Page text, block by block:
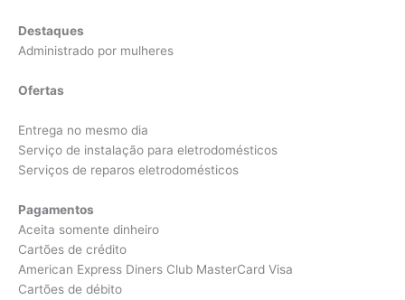
Destaques
Administrado por mulheres
Ofertas
Entrega no mesmo dia
Serviço de instalação para eletrodomésticos
Serviços de reparos eletrodomésticos
Pagamentos
Aceita somente dinheiro
Cartões de crédito
American Express Diners Club MasterCard Visa
Cartões de débito